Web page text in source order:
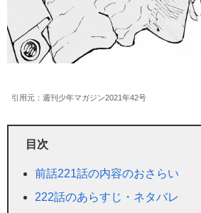
引用元：週刊少年マガジン2021年42号
目次
前話221話の内容のおさらい
222話のあらすじ・ネタバレ